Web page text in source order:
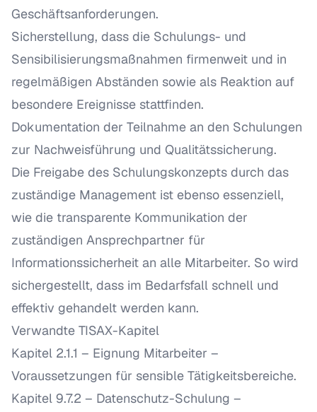
Geschäftsanforderungen.
Sicherstellung, dass die Schulungs- und
Sensibilisierungsmaßnahmen firmenweit und in
regelmäßigen Abständen sowie als Reaktion auf
besondere Ereignisse stattfinden.
Dokumentation der Teilnahme an den Schulungen
zur Nachweisführung und Qualitätssicherung.
Die Freigabe des Schulungskonzepts durch das
zuständige Management ist ebenso essenziell,
wie die transparente Kommunikation der
zuständigen Ansprechpartner für
Informationssicherheit an alle Mitarbeiter. So wird
sichergestellt, dass im Bedarfsfall schnell und
effektiv gehandelt werden kann.
Verwandte TISAX-Kapitel
Kapitel 2.1.1 – Eignung Mitarbeiter –
Voraussetzungen für sensible Tätigkeitsbereiche.
Kapitel 9.7.2 – Datenschutz-Schulung –